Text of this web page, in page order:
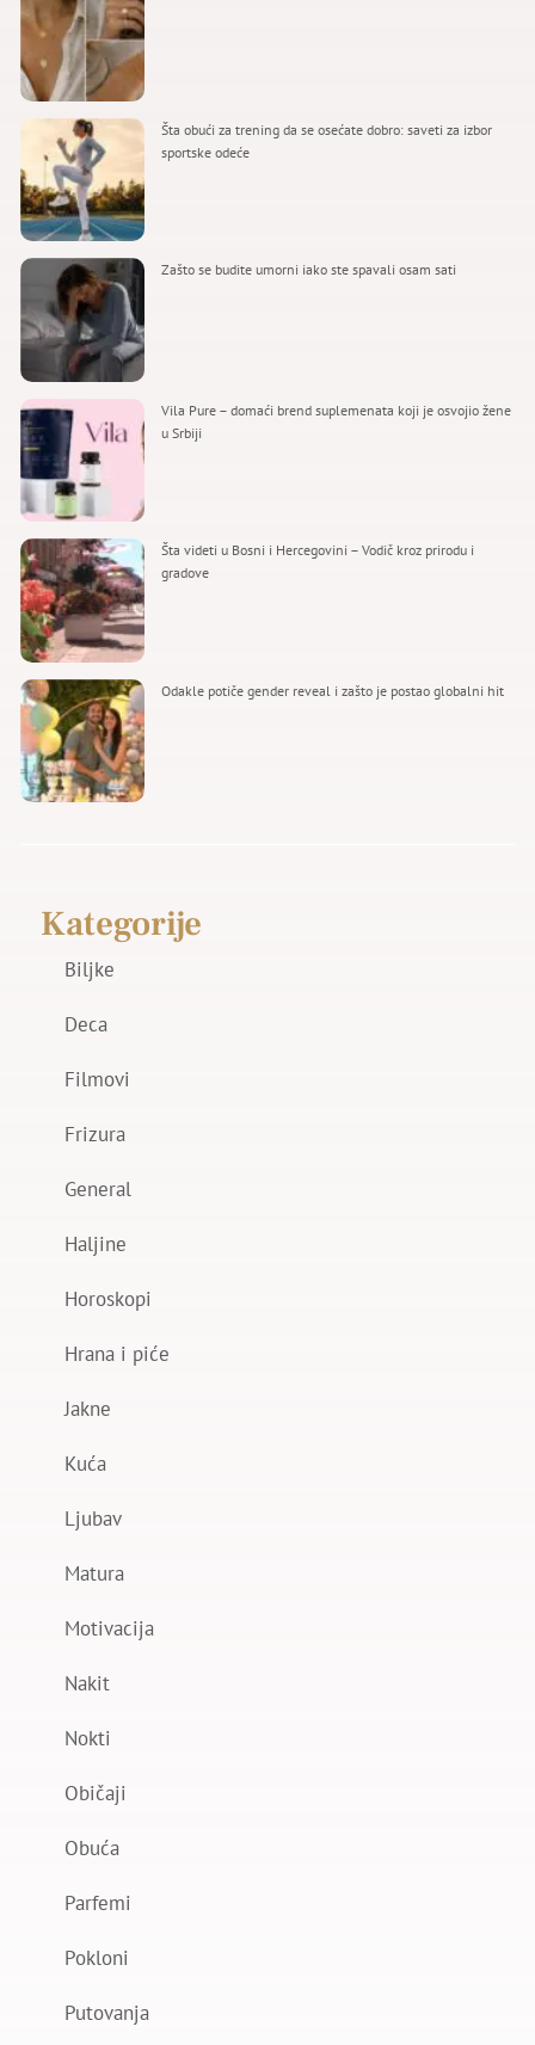
Šta obući za trening da se osećate dobro: saveti za izbor
sportske odeće
Zašto se budite umorni iako ste spavali osam sati
Vila Pure – domaći brend suplemenata koji je osvojio žene
u Srbiji
Šta videti u Bosni i Hercegovini – Vodič kroz prirodu i
gradove
Odakle potiče gender reveal i zašto je postao globalni hit
Kategorije
Biljke
Deca
Filmovi
Frizura
General
Haljine
Horoskopi
Hrana i piće
Jakne
Kuća
Ljubav
Matura
Motivacija
Nakit
Nokti
Običaji
Obuća
Parfemi
Pokloni
Putovanja